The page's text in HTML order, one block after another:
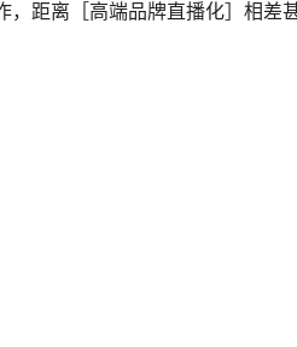
距离［高端品牌直播化］相差甚